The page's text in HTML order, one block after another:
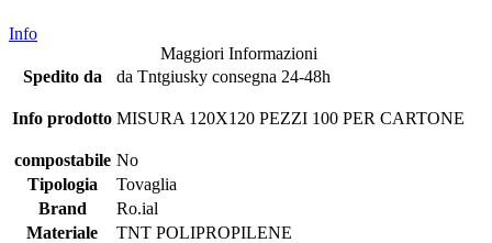
Info
Maggiori Informazioni
Spedito da
da Tntgiusky consegna 24-48h
Info prodotto MISURA 120X120 PEZZI 100 PER CARTONE
compostabile No
Tipologia
Tovaglia
Brand
Ro.ial
Materiale
TNT POLIPROPILENE